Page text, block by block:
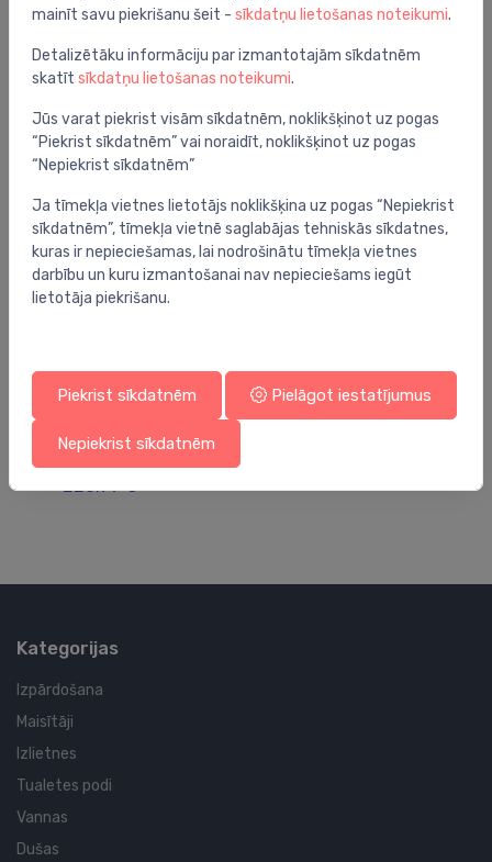
Jums varētu arī interesēt
dušas paliktnis Flat Stone, 1000×900 mm, h=50
mm, anthracite, akrila
220.99 €
Kategorijas
Izpārdošana
Maisītāji
Izlietnes
Tualetes podi
Vannas
Dušas
mainīt savu piekrišanu šeit - sīkdatņu lietošanas noteikumi.
Detalizētāku informāciju par izmantotajām sīkdatnēm
skatīt sīkdatņu lietošanas noteikumi.
Jūs varat piekrist visām sīkdatnēm, noklikšķinot uz pogas
“Piekrist sīkdatnēm” vai noraidīt, noklikšķinot uz pogas
“Nepiekrist sīkdatnēm”
Ja tīmekļa vietnes lietotājs noklikšķina uz pogas “Nepiekrist
sīkdatnēm”, tīmekļa vietnē saglabājas tehniskās sīkdatnes,
kuras ir nepieciešamas, lai nodrošinātu tīmekļa vietnes
darbību un kuru izmantošanai nav nepieciešams iegūt
lietotāja piekrišanu.
Piekrist sīkdatnēm Pielāgot iestatījumus
Nepiekrist sīkdatnēm